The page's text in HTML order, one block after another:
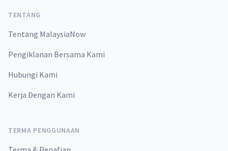
TENTANG
Tentang MalaysiaNow
Pengiklanan Bersama Kami
Hubungi Kami
Kerja Dengan Kami
TERMA PENGGUNAAN